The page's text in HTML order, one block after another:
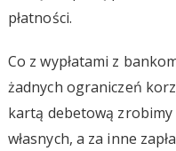
płatności.
Co z wypłatami z
żadnych ograniczeń
kartą debetową zrobimy
własnych, a za inne